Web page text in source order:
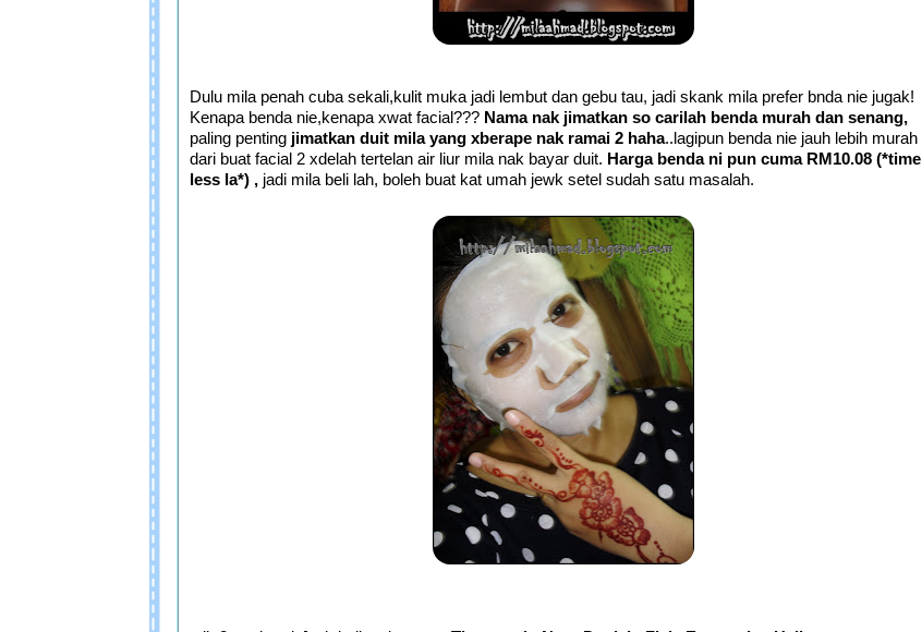
Dulu mila penah cuba sekali,kulit muka jadi lembut dan gebu tau, jadi skank mila prefer bnda nie jugak!
Kenapa benda nie,kenapa xwat facial??? Nama nak jimatkan so carilah benda murah dan senang,
paling penting jimatkan duit mila yang xberape nak ramai 2 haha..lagipun benda nie jauh lebih murah
dari buat facial 2 xdelah tertelan air liur mila nak bayar duit. Harga benda ni pun cuma RM10.08 (*time
less la*) , jadi mila beli lah, boleh buat kat umah jewk setel sudah satu masalah.